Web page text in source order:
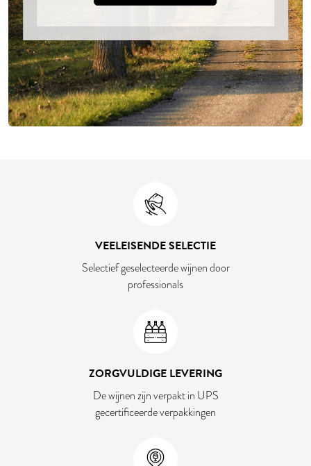
VEELEISENDE SELECTIE
Selectief geselecteerde wijnen door
professionals
ZORGVULDIGE LEVERING
De wijnen zijn verpakt in UPS
gecertificeerde verpakkingen